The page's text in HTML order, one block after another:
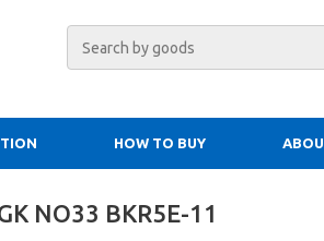
HOW TO BUY
NO33 BKR5E-11